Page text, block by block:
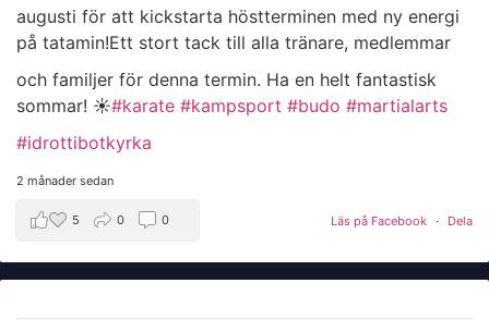
augusti för att kickstarta höstterminen med ny energi
på tatamin!​Ett stort tack till alla tränare, medlemmar
och familjer för denna termin. Ha en helt fantastisk
sommar! ☀️#karate #kampsport #budo #martialarts
#idrottibotkyrka
2 månader sedan
Läs på Facebook · Dela
5 0 0